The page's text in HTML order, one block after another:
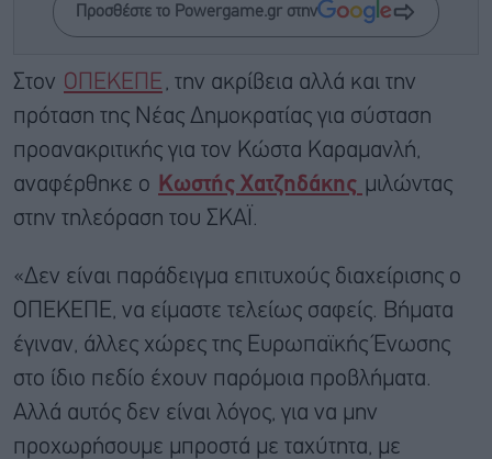
Προσθέστε το Powergame.gr στην
Στον ΟΠΕΚΕΠΕ , την ακρίβεια αλλά και την
πρόταση της Νέας Δημοκρατίας για σύσταση
προανακριτικής για τον Κώστα Καραμανλή,
αναφέρθηκε ο
Κωστής Χατζηδάκης μιλώντας
στην τηλεόραση του ΣΚΑΪ.
«Δεν είναι παράδειγμα επιτυχούς διαχείρισης ο
ΟΠΕΚΕΠΕ, να είμαστε τελείως σαφείς. Βήματα
έγιναν, άλλες χώρες της Ευρωπαϊκής Ένωσης
στο ίδιο πεδίο έχουν παρόμοια προβλήματα.
Αλλά αυτός δεν είναι λόγος, για να μην
προχωρήσουμε μπροστά με ταχύτητα, με